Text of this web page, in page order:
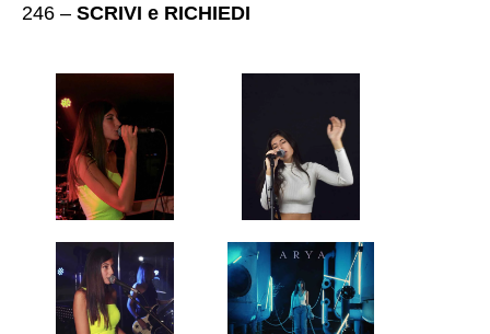
246 – SCRIVI e RICHIEDI